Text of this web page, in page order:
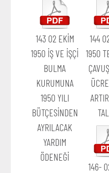
143 02 EKİM
1950 İŞ VE İŞÇİ
BULMA
KURUMUNA
1950 YILI
BÜTÇESİNDEN
AYRILACAK
YARDIM
ÖDENEĞİ
144
1950
146-